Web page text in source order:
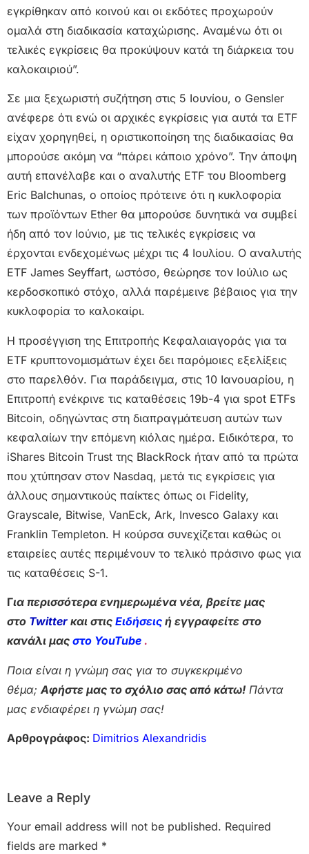
εγκρίθηκαν από κοινού και οι εκδότες προχωρούν
ομαλά στη διαδικασία καταχώρισης. Αναμένω ότι οι
τελικές εγκρίσεις θα προκύψουν κατά τη διάρκεια του
καλοκαιριού”.
Σε μια ξεχωριστή συζήτηση στις 5 Ιουνίου, ο Gensler
ανέφερε ότι ενώ οι αρχικές εγκρίσεις για αυτά τα ETF
είχαν χορηγηθεί, η οριστικοποίηση της διαδικασίας θα
μπορούσε ακόμη να “πάρει κάποιο χρόνο”. Την άποψη
αυτή επανέλαβε και ο αναλυτής ETF του Bloomberg
Eric Balchunas, ο οποίος πρότεινε ότι η κυκλοφορία
των προϊόντων Ether θα μπορούσε δυνητικά να συμβεί
ήδη από τον Ιούνιο, με τις τελικές εγκρίσεις να
έρχονται ενδεχομένως μέχρι τις 4 Ιουλίου. Ο αναλυτής
ETF James Seyffart, ωστόσο, θεώρησε τον Ιούλιο ως
κερδοσκοπικό στόχο, αλλά παρέμεινε βέβαιος για την
κυκλοφορία το καλοκαίρι.
Η προσέγγιση της Επιτροπής Κεφαλαιαγοράς για τα
ETF κρυπτονομισμάτων έχει δει παρόμοιες εξελίξεις
στο παρελθόν. Για παράδειγμα, στις 10 Ιανουαρίου, η
Επιτροπή ενέκρινε τις καταθέσεις 19b-4 για spot ETFs
Bitcoin, οδηγώντας στη διαπραγμάτευση αυτών των
κεφαλαίων την επόμενη κιόλας ημέρα. Ειδικότερα, το
iShares Bitcoin Trust της BlackRock ήταν από τα πρώτα
που χτύπησαν στον Nasdaq, μετά τις εγκρίσεις για
άλλους σημαντικούς παίκτες όπως οι Fidelity,
Grayscale, Bitwise, VanEck, Ark, Invesco Galaxy και
Franklin Templeton. Η κούρσα συνεχίζεται καθώς οι
εταιρείες αυτές περιμένουν το τελικό πράσινο φως για
τις καταθέσεις S-1.
Για περισσότερα ενημερωμένα νέα, βρείτε μας
στο Twitter και στις Ειδήσεις ή εγγραφείτε στο
κανάλι μας στο YouTube .
Ποια είναι η γνώμη σας για το συγκεκριμένο
θέμα; Αφήστε μας το σχόλιο σας από κάτω! Πάντα
μας ενδιαφέρει η γνώμη σας!
Αρθρογράφος: Dimitrios Alexandridis
Leave a Reply
Your email address will not be published. Required
fields are marked *